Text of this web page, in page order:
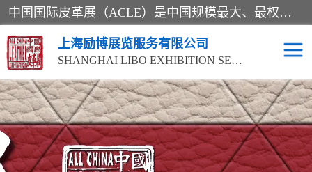
中国国际皮革展（ACLE）是中国规模最大、最权威的国际皮革盛会，自创办以来一直由中国皮革协会（CLIA）和亚太区皮革展有限公司（APLF）共同举办
上海励博展览服务有限公司
SHANGHAI LIBO EXHIBITION SERVICE CO.,LTD
2026中国国际皮革展
ACLE
2026上海皮革机械展
2026上海合成革展会 2026中国国际皮革展